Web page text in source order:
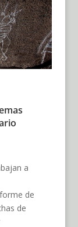
a
de
de